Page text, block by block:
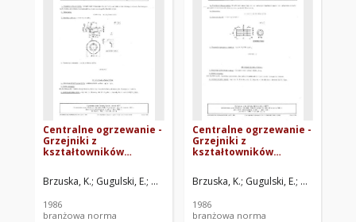
Centralne ogrzewanie -
Grzejniki z
kształtowników
Pokrywa BN-85/8864-
53/03
Brzuska, K. Gugulski, E. Zakłady Metali Lekkich KĘTY, Kęty. Oprac.
1986
branżowa norma
Centralne ogrzewanie -
Grzejniki z
kształtowników
BN-85/8864-53/04
Brzuska, K. Gugulski, E. Zakłady
1986
branżowa norma